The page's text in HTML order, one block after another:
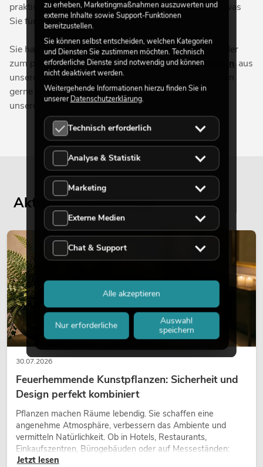
praktischen Kanistern – wir bieten Ihnen genau das, was
Sie für Ihre Seifenblasenmaschine benötigen.
Sie haben noch Fragen zur Seifenblasenflüssigkeit oder
zum passenden Zubehör fürSeifenblasenmaschinenaus
unserem Online Shop? Unser Team beantwortet Ihnen
gerne Ihre Fragen und liefert Ihnen Informationen zu
unserem hochwertigen Seifenblasenfluid.
Aktuelle Blogbeiträge
30.07.2026
Feuerhemmende Kunstpflanzen: Sicherheit und
Design perfekt kombiniert
Pflanzen machen Räume lebendig. Sie schaffen eine
angenehme Atmosphäre, verbessern das Ambiente und
vermitteln Natürlichkeit. Ob in Hotels, Restaurants,
Einkaufszentren, Bürogebäuden oder auf Messeständen:
eine hochwertige Begrünung gehört heute längst zum
Jetzt lesen
DEKORATION
zu erheben, Marketingmaßnahmen auszuwerten und
externe Inhalte sowie Support-Funktionen
bereitzustellen.
Sie können selbst entscheiden, welchen Kategorien
und Diensten Sie zustimmen möchten. Technisch
erforderliche Dienste sind notwendig und können
nicht deaktiviert werden.
Weitergehende Informationen hierzu finden Sie in
unsererDatenschutzerklärung.
Technisch erforderlich
Analyse & Statistik
Marketing
Externe Medien
Chat & Support
Nur erforderliche
Auswahl
speichern
Alle akzeptieren